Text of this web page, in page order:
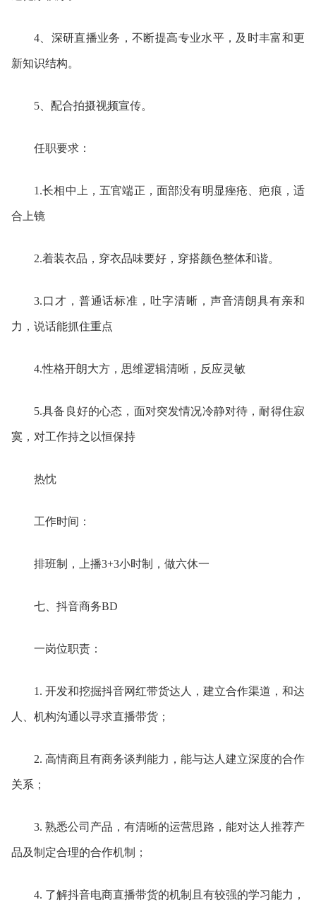
4、深研直播业务，不断提高专业水平，及时丰富和更
新知识结构。
5、配合拍摄视频宣传。
任职要求：
1.长相中上，五官端正，面部没有明显痤疮、疤痕，适
合上镜
2.着装衣品，穿衣品味要好，穿搭颜色整体和谐。
3.口才，普通话标准，吐字清晰，声音清朗具有亲和
力，说话能抓住重点
4.性格开朗大方，思维逻辑清晰，反应灵敏
5.具备良好的心态，面对突发情况冷静对待，耐得住寂
寞，对工作持之以恒保持
热忱
工作时间：
排班制，上播3+3小时制，做六休一
七、 抖音商务BD
一岗位职责：
1. 开发和挖掘抖音网红带货达人，建立合作渠道，和达
人、机构沟通以寻求直播带货；
2. 高情商且有商务谈判能力，能与达人建立深度的合作
关系；
3. 熟悉公司产品，有清晰的运营思路，能对达人推荐产
品及制定合理的合作机制；
4. 了解抖音电商直播带货的机制且有较强的学习能力，